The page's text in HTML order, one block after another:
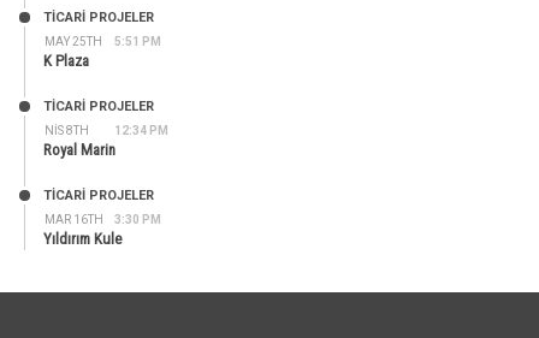
MAY 25TH 5:51 PM
TİCARİ PROJELER
K Plaza
NIS 8TH 12:34 PM
TİCARİ PROJELER
Royal Marin
MAR 16TH 3:30 PM
TİCARİ PROJELER
Yıldırım Kule